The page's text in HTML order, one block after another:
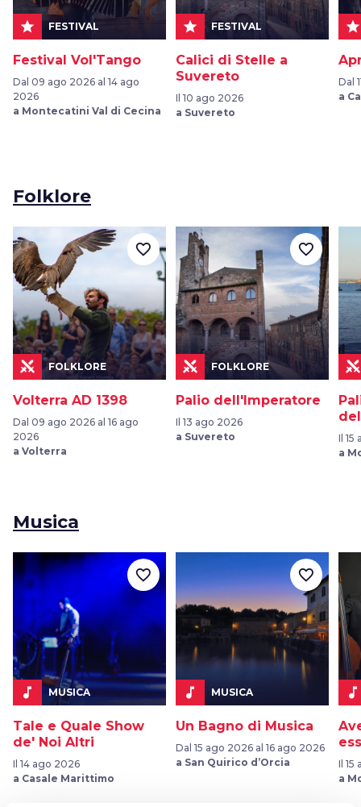
star FESTIVAL
Festival Vol'Tango
Dal 09 ago 2026 al 14 ago
2026
a Montecatini Val di Cecina
star FESTIVAL
Calici di Stelle a
Suvereto
Il 10 ago 2026
a Suvereto
star
Dal
a
Folklore
FOLKLORE
Volterra AD 1398
Dal 09 ago 2026 al 16 ago
2026
a Volterra
favorite_border
FOLKLORE
Palio dell'Imperatore
Il 13 ago 2026
a Suvereto
favorite_border
Il 15
a
Musica
music_note MUSICA
Tale e Quale Show
de' Noi Altri
Il 14 ago 2026
a Casale Marittimo
favorite_border
music_note MUSICA
Un Bagno di Musica
Dal 15 ago 2026 al 16 ago 2026
a San Quirico d’Orcia
favorite_border
music_note
Il 15
a